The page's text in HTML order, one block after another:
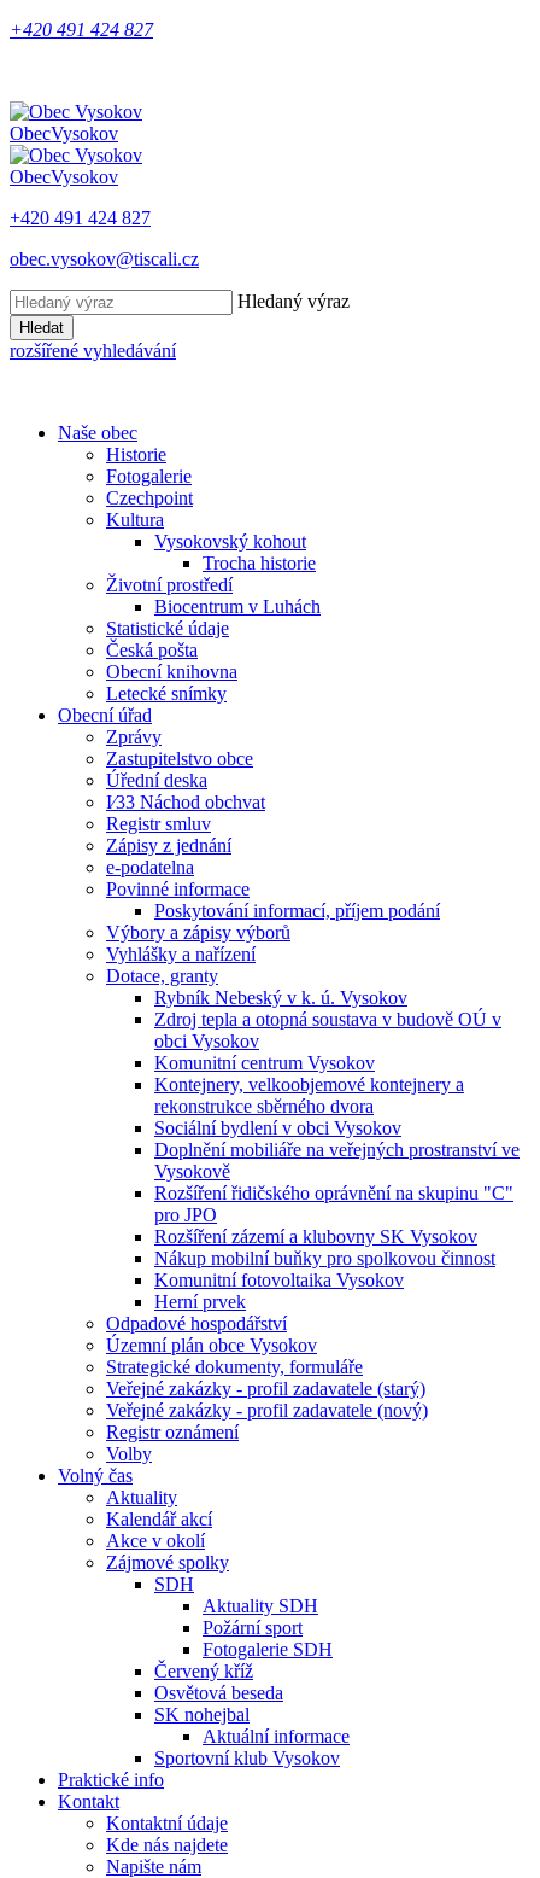
+420 491 424 827
ObecVysokov
ObecVysokov
+420 491 424 827
obec.vysokov@tiscali.cz
Hledaný výraz
Hledat
rozšířené vyhledávání
Naše obec
Historie
Fotogalerie
Czechpoint
Kultura
Vysokovský kohout
Trocha historie
Životní prostředí
Biocentrum v Luhách
Statistické údaje
Česká pošta
Obecní knihovna
Letecké snímky
Obecní úřad
Zprávy
Zastupitelstvo obce
Úřední deska
I⁄33 Náchod obchvat
Registr smluv
Zápisy z jednání
e-podatelna
Povinné informace
Poskytování informací, příjem podání
Výbory a zápisy výborů
Vyhlášky a nařízení
Dotace, granty
Rybník Nebeský v k. ú. Vysokov
Zdroj tepla a otopná soustava v budově OÚ v
obci Vysokov
Komunitní centrum Vysokov
Kontejnery, velkoobjemové kontejnery a
rekonstrukce sběrného dvora
Sociální bydlení v obci Vysokov
Doplnění mobiliáře na veřejných prostranství ve
Vysokově
Rozšíření řidičského oprávnění na skupinu "C"
pro JPO
Rozšíření zázemí a klubovny SK Vysokov
Nákup mobilní buňky pro spolkovou činnost
Komunitní fotovoltaika Vysokov
Herní prvek
Odpadové hospodářství
Územní plán obce Vysokov
Strategické dokumenty, formuláře
Veřejné zakázky - profil zadavatele (starý)
Veřejné zakázky - profil zadavatele (nový)
Registr oznámení
Volby
Volný čas
Aktuality
Kalendář akcí
Akce v okolí
Zájmové spolky
SDH
Aktuality SDH
Požární sport
Fotogalerie SDH
Červený kříž
Osvětová beseda
SK nohejbal
Aktuální informace
Sportovní klub Vysokov
Praktické info
Kontakt
Kontaktní údaje
Kde nás najdete
Napište nám